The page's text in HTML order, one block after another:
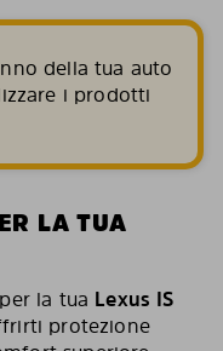
della tua auto
i prodotti
LA TUA
la tua Lexus IS
protezione